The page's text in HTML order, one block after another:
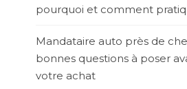
pourquoi et comment
Mandataire auto près de
bonnes questions à poser
votre achat